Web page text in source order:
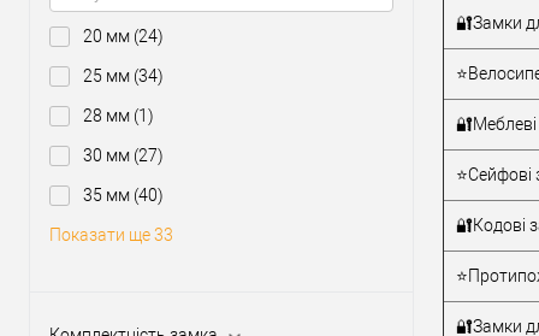
20 мм (24)
25 мм (34)
28 мм (1)
30 мм (27)
35 мм (40)
Показати ще 33
🔐Замки
⭐Сейфові
🔐Кодові
🔐Замки